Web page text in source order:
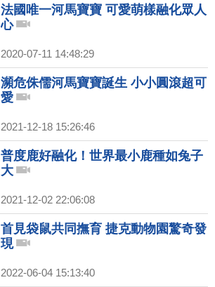
法國唯一河馬寶寶 可愛萌樣融化眾人
心
2020-07-11 14:48:29
瀕危侏儒河馬寶寶誕生 小小圓滾超可
愛
2021-12-18 15:26:46
普度鹿好融化！世界最小鹿種如兔子
大
2021-12-02 22:06:08
首見袋鼠共同撫育 捷克動物園驚奇發
現
2022-06-04 15:13:40